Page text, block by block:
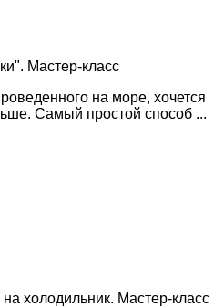
Мастер-класс
на море, хочется
Самый простой способ ...
холодильник. Мастер-класс